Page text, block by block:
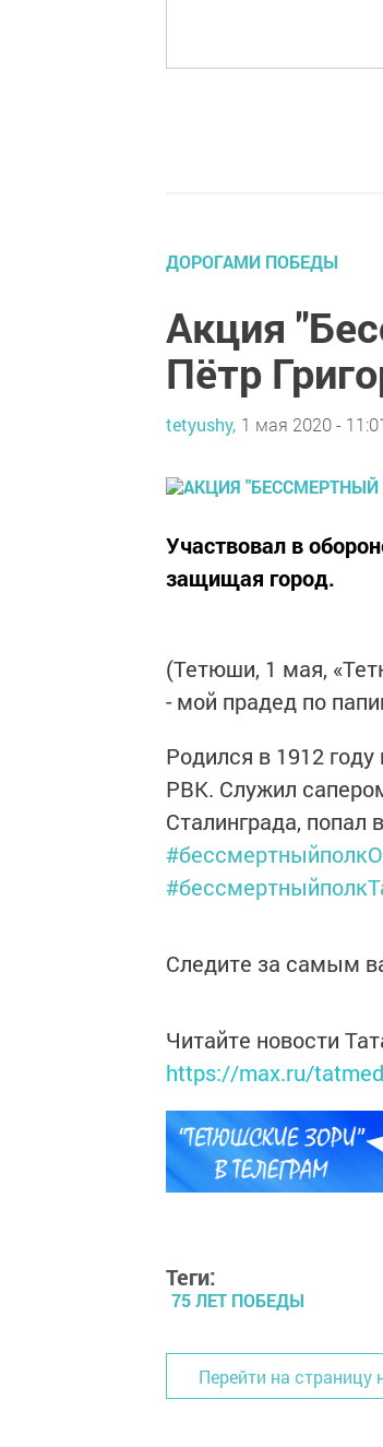
ДОРОГАМИ ПОБЕДЫ
Акция
Пётр
tetyushy, 1 мая 2020 -
Участвовал в
защищая город.
(Тетюши, 1 мая,
- мой прадед по
Родился в 1912
РВК. Служил
Сталинграда, попал
Следите за самым
Читайте новости
https://max.ru/
Теги:
75 ЛЕТ ПОБЕДЫ
Перейти на страницу